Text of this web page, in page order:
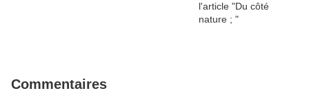
Commentaires